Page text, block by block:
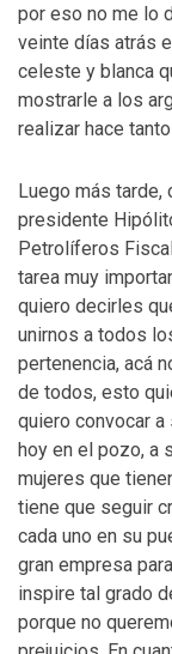
por eso no me lo
veinte días atrás
celeste y blanca
mostrarle a los
realizar hace
Luego más tarde,
presidente
Petrolíferos
tarea muy
quiero decirles
unirnos a todos
pertenencia, acá
de todos, esto
quiero convocar
hoy en el pozo, a
mujeres que
tiene que seguir
cada uno en su
gran empresa
inspire tal grado
porque no